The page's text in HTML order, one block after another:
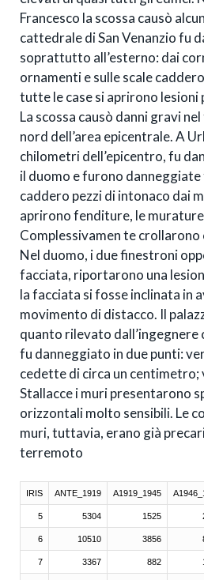
Francesco la scossa causò
cattedrale di San Venanzio fu
soprattutto all’esterno: dai
ornamenti e sulle scale
tutte le case si aprirono lesioni
La scossa causò danni gravi
nord dell’area epicentrale. A
chilometri dell’epicentro, fu
il duomo e furono
caddero pezzi di intonaco dai
aprirono fenditure, le
Complessivamen te
Nel duomo, i due finestroni
facciata, riportarono una
la facciata si fosse inclinata in
movimento di distacco. Il
quanto rilevato dall’ingegnere
fu danneggiato in due punti:
cedette di circa un centimetro;
Stallacce i muri presentarono
orizzontali molto sensibili. Le
muri, tuttavia, erano già
terremoto
IRIS ANTE_1919 A1919_1945
5 5304 1525
6 10510 3856
7 3367 882